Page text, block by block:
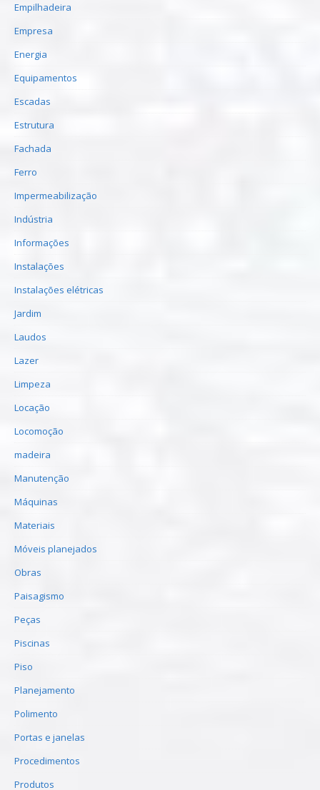
Empilhadeira
Empresa
Energia
Equipamentos
Escadas
Estrutura
Fachada
Ferro
Impermeabilização
Indústria
Informações
Instalações
Instalações elétricas
Jardim
Laudos
Lazer
Limpeza
Locação
Locomoção
madeira
Manutenção
Máquinas
Materiais
Móveis planejados
Obras
Paisagismo
Peças
Piscinas
Piso
Planejamento
Polimento
Portas e janelas
Procedimentos
Produtos